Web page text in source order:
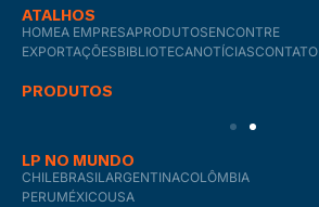
ATALHOS
HOMEA EMPRESAPRODUTOSENCONTRE
EXPORTAÇÕESBIBLIOTECANOTÍCIASCONTATO
PRODUTOS
LP NO MUNDO
CHILEBRASILARGENTINACOLÔMBIA
PERUMÉXICOUSA